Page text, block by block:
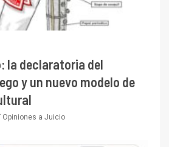
la declaratoria del
y un nuevo modelo de
Opiniones a Juicio